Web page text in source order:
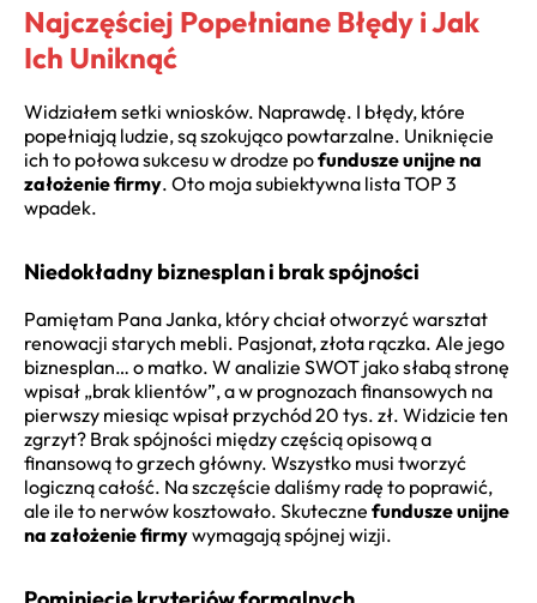
Najczęściej Popełniane Błędy i Jak
Ich Uniknąć
Widziałem setki wniosków. Naprawdę. I błędy, które
popełniają ludzie, są szokująco powtarzalne. Uniknięcie
ich to połowa sukcesu w drodze pofundusze unijne na
założenie firmy. Oto moja subiektywna lista TOP 3
wpadek.
Niedokładny biznesplan i brak spójności
Pamiętam Pana Janka, który chciał otworzyć warsztat
renowacji starych mebli. Pasjonat, złota rączka. Ale jego
biznesplan… o matko. W analizie SWOT jako słabą stronę
wpisał „brak klientów”, a w prognozach finansowych na
pierwszy miesiąc wpisał przychód 20 tys. zł. Widzicie ten
zgrzyt? Brak spójności między częścią opisową a
finansową to grzech główny. Wszystko musi tworzyć
logiczną całość. Na szczęście daliśmy radę to poprawić,
ale ile to nerwów kosztowało. Skuteczne fundusze unijne
na założenie firmywymagają spójnej wizji.